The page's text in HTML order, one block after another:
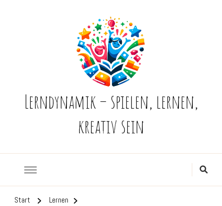
Lerndynamik – spielen, lernen,
kreativ sein
Start
Lernen